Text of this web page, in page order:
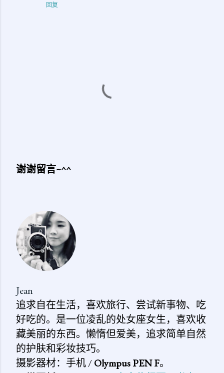
回复
论
谢谢留言~^^
Jean
追求自在生活，喜欢旅行、尝试新事物、吃
好吃的。是一位凌乱的处女座女生，喜欢收
藏美丽的东西。懒惰但爱美，追求简单自然
的护肤和彩妆技巧。
摄影器材：手机 /Olympus PEN F。